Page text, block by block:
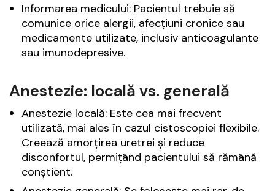
Informarea medicului: Pacientul trebuie să
comunice orice alergii, afecțiuni cronice sau
medicamente utilizate, inclusiv anticoagulante
sau imunodepresive.
Anestezie: locală vs. generală
Anestezie locală: Este cea mai frecvent
utilizată, mai ales în cazul cistoscopiei flexibile.
Creează amorțirea uretrei și reduce
disconfortul, permițând pacientului să rămână
conștient.